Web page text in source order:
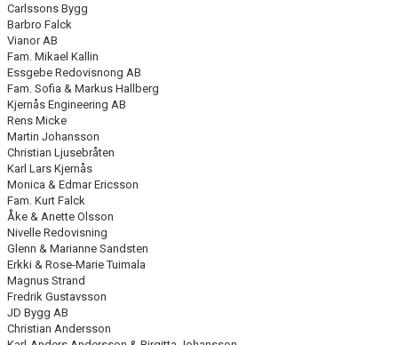
Carlssons Bygg
Barbro Falck
Vianor AB
Fam. Mikael Kallin
Essgebe Redovisnong AB
Fam. Sofia & Markus Hallberg
Kjernås Engineering AB
Rens Micke
Martin Johansson
Christian Ljusebråten
Karl Lars Kjernås
Monica & Edmar Ericsson
Fam. Kurt Falck
Åke & Anette Olsson
Nivelle Redovisning
Glenn & Marianne Sandsten
Erkki & Rose-Marie Tuimala
Magnus Strand
Fredrik Gustavsson
JD Bygg AB
Christian Andersson